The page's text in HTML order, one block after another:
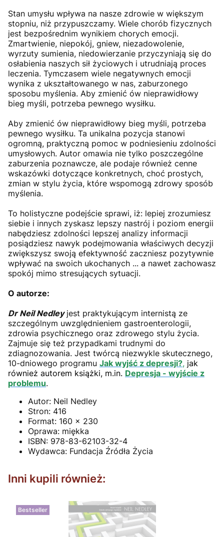
Stan umysłu wpływa na nasze zdrowie w większym
stopniu, niż przypuszczamy. Wiele chorób fizycznych
jest bezpośrednim wynikiem chorych emocji.
Zmartwienie, niepokój, gniew, niezadowolenie,
wyrzuty sumienia, niedowierzanie przyczyniają się do
osłabienia naszych sił życiowych i utrudniają proces
leczenia. Tymczasem wiele negatywnych emocji
wynika z ukształtowanego w nas, zaburzonego
sposobu myślenia. Aby zmienić ów nieprawidłowy
bieg myśli, potrzeba pewnego wysiłku.
Aby zmienić ów nieprawidłowy bieg myśli, potrzeba
pewnego wysiłku. Ta unikalna pozycja stanowi
ogromną, praktyczną pomoc w podniesieniu zdolności
umysłowych. Autor omawia nie tylko poszczególne
zaburzenia poznawcze, ale podaje również cenne
wskazówki dotyczące konkretnych, choć prostych,
zmian w stylu życia, które wspomogą zdrowy sposób
myślenia.
To holistyczne podejście sprawi, iż: lepiej zrozumiesz
siebie i innych zyskasz lepszy nastrój i poziom energii
nabędziesz zdolności lepszej analizy informacji
posiądziesz nawyk podejmowania właściwych decyzji
zwiększysz swoją efektywność zaczniesz pozytywnie
wpływać na swoich ukochanych ... a nawet zachowasz
spokój mimo stresujących sytuacji.
O autorze:
Dr Neil Nedleyjest praktykującym internistą ze
szczególnym uwzględnieniem gastroenterologii,
zdrowia psychicznego oraz zdrowego stylu życia.
Zajmuje się też przypadkami trudnymi do
zdiagnozowania. Jest twórcą niezwykle skutecznego,
10-dniowego programu Jak wyjść z depresji?, jak
również autorem książki, m.in. Depresja - wyjście z
problemu.
Autor: Neil Nedley
Stron: 416
Format: 160 x 230
Oprawa: miękka
ISBN: 978-83-62103-32-4
Wydawca: Fundacja Źródła Życia
Inni kupili również:
Bestseller